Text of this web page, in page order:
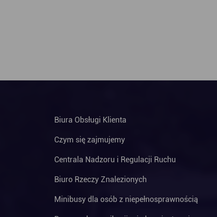
Biura Obsługi Klienta
Czym się zajmujemy
Centrala Nadzoru i Regulacji Ruchu
Biuro Rzeczy Znalezionych
Minibusy dla osób z niepełnosprawnością